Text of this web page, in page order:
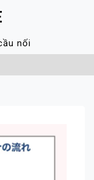
nối